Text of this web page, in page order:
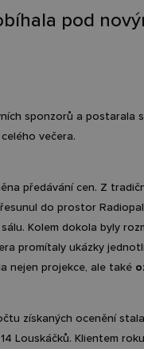
pod
sponzorů a postarala
večera.
předávání cen. Z
do prostor
Kolem dokola byly
promítaly ukázky
nejen projekce, ale také
získaných ocenění
Louskáčků. Klientem